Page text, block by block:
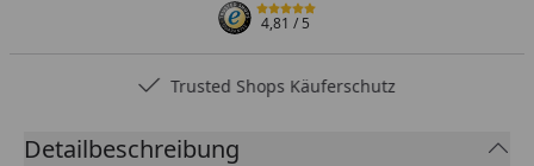
4,81/ 5
Trusted Shops Käuferschutz
Detailbeschreibung